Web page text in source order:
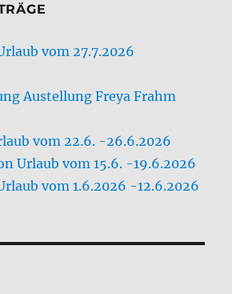
vom 27.7.2026
Austellung Freya Frahm
vom 22.6. -26.6.2026
Urlaub vom 15.6. -19.6.2026
vom 1.6.2026 -12.6.2026